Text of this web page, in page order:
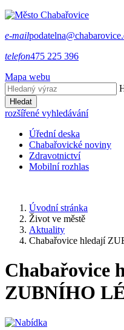
e-mail
telefon475 225 396
Mapa webu
Hledat
rozšířené vyhledávání
Úřední deska
Chabařovické noviny
Zdravotnictví
Mobilní rozhlas
Úvodní stránka
Život ve městě
Aktuality
Chabařovice hledají
Chabařovice
ZUBNÍHO